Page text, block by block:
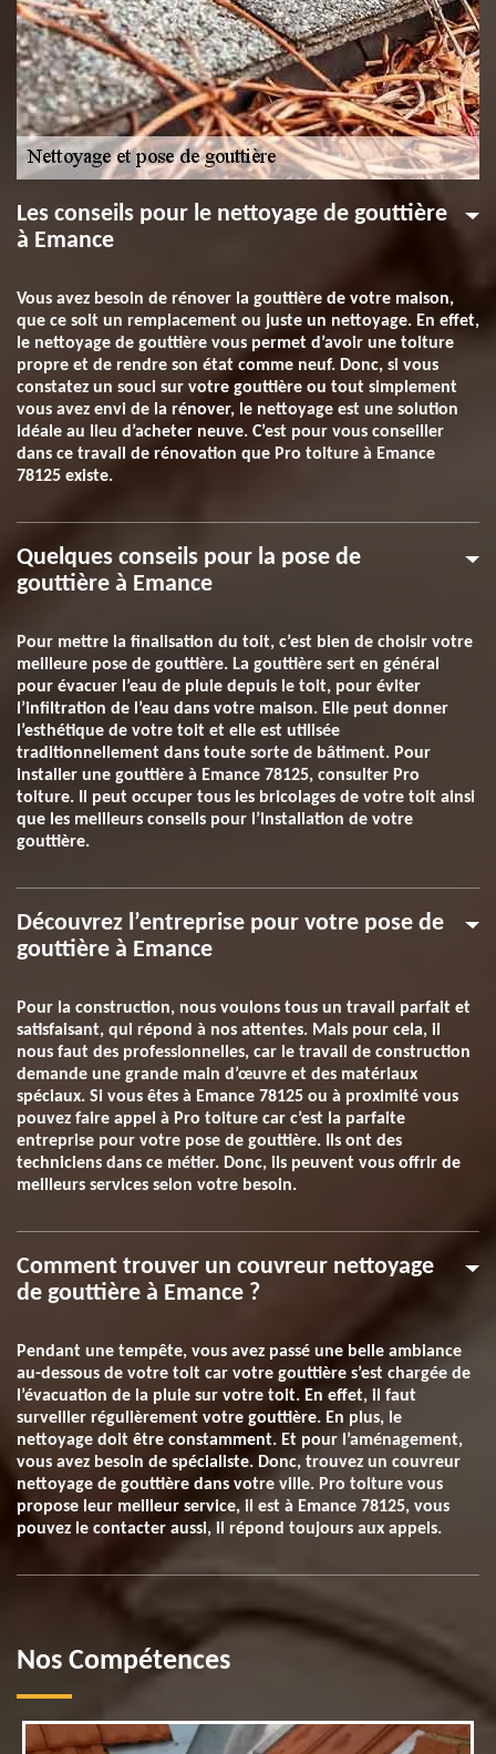
Les conseils pour le nettoyage de gouttière
à Emance
Vous avez besoin de rénover la gouttière de votre maison,
que ce soit un remplacement ou juste un nettoyage. En effet,
le nettoyage de gouttière vous permet d’avoir une toiture
propre et de rendre son état comme neuf. Donc, si vous
constatez un souci sur votre gouttière ou tout simplement
vous avez envi de la rénover, le nettoyage est une solution
idéale au lieu d’acheter neuve. C’est pour vous conseiller
dans ce travail de rénovation que Pro toiture à Emance
78125 existe.
Quelques conseils pour la pose de
gouttière à Emance
Pour mettre la finalisation du toit, c’est bien de choisir votre
meilleure pose de gouttière. La gouttière sert en général
pour évacuer l’eau de pluie depuis le toit, pour éviter
l’infiltration de l’eau dans votre maison. Elle peut donner
l’esthétique de votre toit et elle est utilisée
traditionnellement dans toute sorte de bâtiment. Pour
installer une gouttière à Emance 78125, consulter Pro
toiture. Il peut occuper tous les bricolages de votre toit ainsi
que les meilleurs conseils pour l’installation de votre
gouttière.
Découvrez l’entreprise pour votre pose de
gouttière à Emance
Pour la construction, nous voulons tous un travail parfait et
satisfaisant, qui répond à nos attentes. Mais pour cela, il
nous faut des professionnelles, car le travail de construction
demande une grande main d’œuvre et des matériaux
spéciaux. Si vous êtes à Emance 78125 ou à proximité vous
pouvez faire appel à Pro toiture car c’est la parfaite
entreprise pour votre pose de gouttière. Ils ont des
techniciens dans ce métier. Donc, ils peuvent vous offrir de
meilleurs services selon votre besoin.
Comment trouver un couvreur nettoyage
de gouttière à Emance ?
Pendant une tempête, vous avez passé une belle ambiance
au-dessous de votre toit car votre gouttière s’est chargée de
l’évacuation de la pluie sur votre toit. En effet, il faut
surveiller régulièrement votre gouttière. En plus, le
nettoyage doit être constamment. Et pour l’aménagement,
vous avez besoin de spécialiste. Donc, trouvez un couvreur
nettoyage de gouttière dans votre ville. Pro toiture vous
propose leur meilleur service, il est à Emance 78125, vous
pouvez le contacter aussi, il répond toujours aux appels.
Nos Compétences